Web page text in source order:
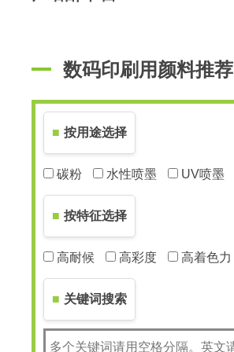
数码印刷用颜料推荐
按用途选择
碳粉 水性喷墨 UV喷墨
按特征选择
高耐候 高彩度 高着色力
关键词搜索